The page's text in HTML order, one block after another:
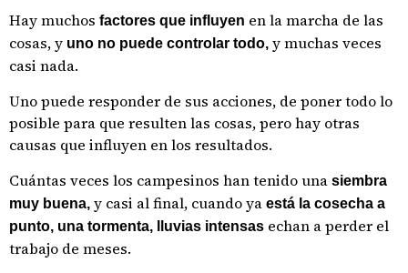
Hay muchos factores que influyen en la marcha de las
cosas, y uno no puede controlar todo, y muchas veces
casi nada.
Uno puede responder de sus acciones, de poner todo lo
posible para que resulten las cosas, pero hay otras
causas que influyen en los resultados.
Cuántas veces los campesinos han tenido una siembra
muy buena, y casi al final, cuando ya está la cosecha a
punto, una tormenta, lluvias intensas echan a perder el
trabajo de meses.